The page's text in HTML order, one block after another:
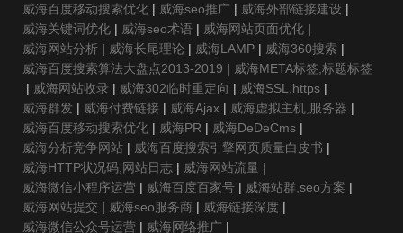
威海百度移动搜索优化 | 威海seo推广 | 威海外部链接建设 |
威海关键词优化 | 威海seo术语 | 威海网站页面优化 |
威海网站分析 | 威海长尾理论 | 威海LAMP | 威海360搜索 |
威海百度搜索算法大盘点2013-2019 | 威海META标签,标题标签
| 威海网站收录 | 威海302临时重定向 | 威海SSL,https |
威海群发 | 威海付费链接 | 威海Ajax | 威海虚拟主机,服务器 |
威海百度移动搜索优化 | 威海PR | 威海DeDeCms |
威海分析竞争网站 | 威海百度搜索引擎网页质量白皮书 |
威海HTTP状况码,网站日志 | 威海网站流量 |
威海微信小程序运营 | 威海百度百家号 | 威海站群,seo方案 |
威海网站提交 | 威海seo服务商 | 威海链接深度 |
威海微信公众号运营 | 威海网络推广 |